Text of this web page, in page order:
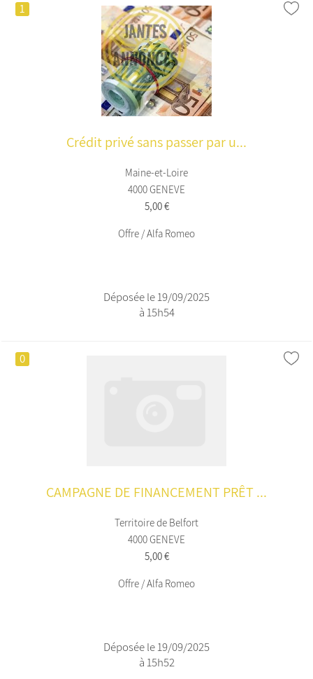
1
Crédit privé sans passer par u...
Maine-et-Loire
4000 GENEVE
5,00 €
Offre / Alfa Romeo
Déposée le 19/09/2025
à 15h54
0
CAMPAGNE DE FINANCEMENT PRÊT ...
Territoire de Belfort
4000 GENEVE
5,00 €
Offre / Alfa Romeo
Déposée le 19/09/2025
à 15h52